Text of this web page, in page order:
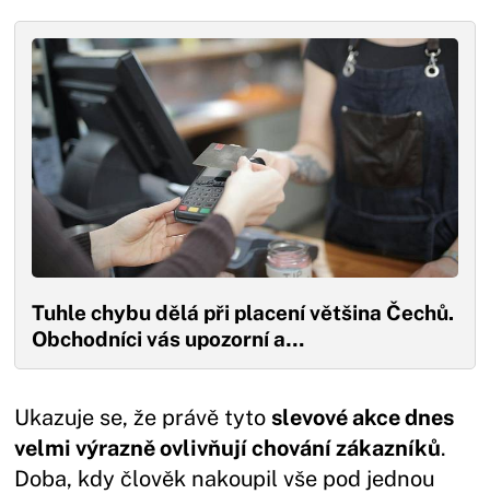
Tuhle chybu dělá při placení většina Čechů.
Obchodníci vás upozorní a…
Ukazuje se, že právě tytoslevové akce dnes
velmi výrazně ovlivňují chování zákazníků.
Doba, kdy člověk nakoupil vše pod jednou